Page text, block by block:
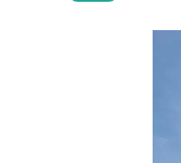
州への観光の拠